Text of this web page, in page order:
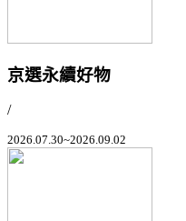
京選永續好物
/
2026.07.30~2026.09.02